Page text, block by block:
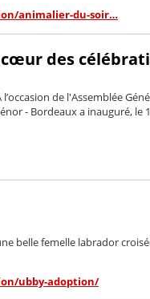
animalier-du-soir…
cœur des
de l'Assemblée
- Bordeaux​ a inauguré, le
belle femelle labrador
ubby-adoption/